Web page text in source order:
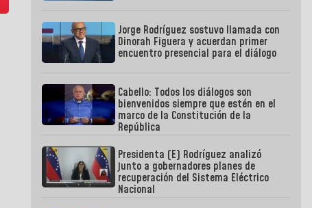
Jorge Rodríguez sostuvo llamada con
Dinorah Figuera y acuerdan primer
encuentro presencial para el diálogo
Cabello: Todos los diálogos son
bienvenidos siempre que estén en el
marco de la Constitución de la
República
Presidenta (E) Rodríguez analizó
junto a gobernadores planes de
recuperación del Sistema Eléctrico
Nacional